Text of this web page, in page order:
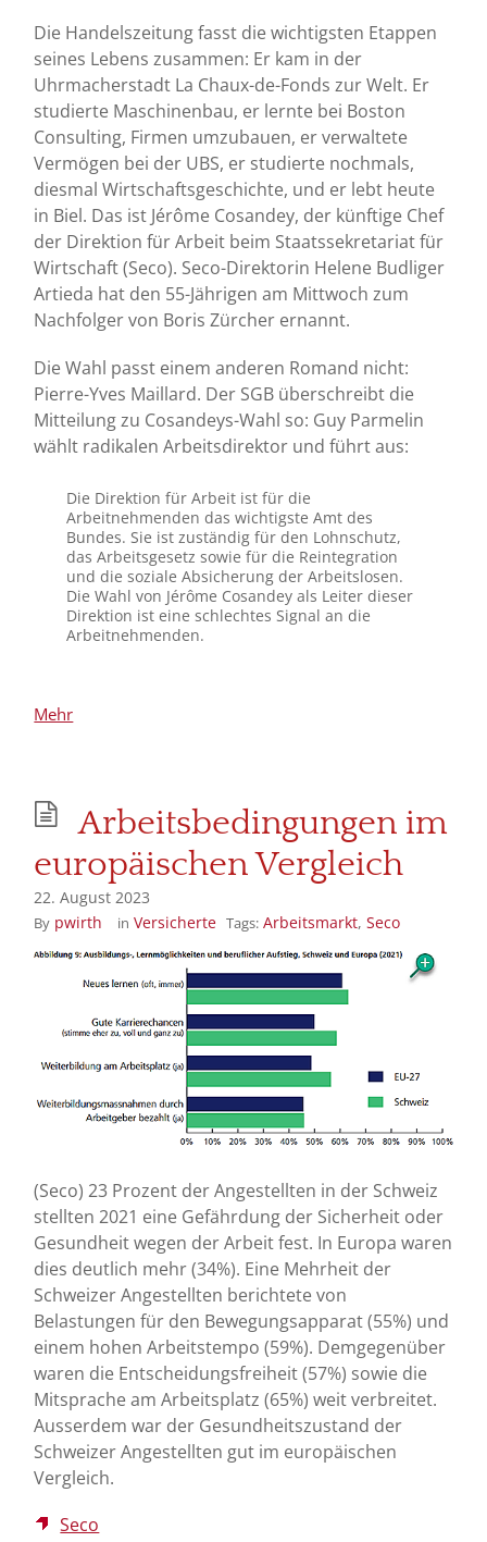
Die Handelszeitung fasst die wichtigsten Etappen
seines Lebens zusammen: Er kam in der
Uhrmacherstadt La Chaux-de-Fonds zur Welt. Er
studierte Maschinenbau, er lernte bei Boston
Consulting, Firmen umzubauen, er verwaltete
Vermögen bei der UBS, er studierte nochmals,
diesmal Wirtschaftsgeschichte, und er lebt heute
in Biel. Das ist Jérôme Cosandey, der künftige Chef
der Direktion für Arbeit beim Staatssekretariat für
Wirtschaft (Seco). Seco-Direktorin Helene Budliger
Artieda hat den 55-Jährigen am Mittwoch zum
Nachfolger von Boris Zürcher ernannt.
Die Wahl passt einem anderen Romand nicht:
Pierre-Yves Maillard. Der SGB überschreibt die
Mitteilung zu Cosandeys-Wahl so: Guy Parmelin
wählt radikalen Arbeitsdirektor und führt aus:
Die Direktion für Arbeit ist für die
Arbeitnehmenden das wichtigste Amt des
Bundes. Sie ist zuständig für den Lohnschutz,
das Arbeitsgesetz sowie für die Reintegration
und die soziale Absicherung der Arbeitslosen.
Die Wahl von Jérôme Cosandey als Leiter dieser
Direktion ist eine schlechtes Signal an die
Arbeitnehmenden.
Arbeitsbedingungen im
europäischen Vergleich
22. August 2023
By pwirth in Versicherte Tags: Arbeitsmarkt,Seco
(Seco) 23 Prozent der Angestellten in der Schweiz
stellten 2021 eine Gefährdung der Sicherheit oder
Gesundheit wegen der Arbeit fest. In Europa waren
dies deutlich mehr (34%). Eine Mehrheit der
Schweizer Angestellten berichtete von
Belastungen für den Bewegungsapparat (55%) und
einem hohen Arbeitstempo (59%). Demgegenüber
waren die Entscheidungsfreiheit (57%) sowie die
Mitsprache am Arbeitsplatz (65%) weit verbreitet.
Ausserdem war der Gesundheitszustand der
Schweizer Angestellten gut im europäischen
Vergleich.
Seco